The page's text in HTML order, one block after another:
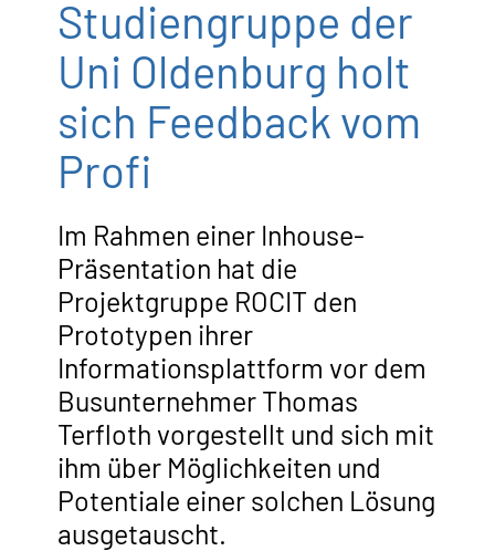
Studiengruppe der
Uni Oldenburg holt
sich Feedback vom
Profi
Im Rahmen einer Inhouse-
Präsentation hat die
Projektgruppe ROCIT den
Prototypen ihrer
Informationsplattform vor dem
Busunternehmer Thomas
Terfloth vorgestellt und sich mit
ihm über Möglichkeiten und
Potentiale einer solchen Lösung
ausgetauscht.